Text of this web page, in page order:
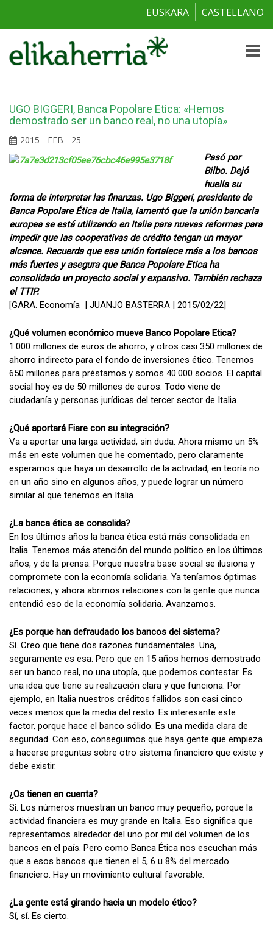
EUSKARA CASTELLANO
Toggle
UGO BIGGERI, Banca Popolare Etica: «Hemos
demostrado ser un banco real, no una utopía»
2015 - FEB - 25
Pasó por
Bilbo. Dejó
huella su
forma de interpretar las finanzas. Ugo Biggeri, presidente de
Banca Popolare Ética de Italia, lamentó que la unión bancaria
europea se está utilizando en Italia para nuevas reformas para
impedir que las cooperativas de crédito tengan un mayor
alcance. Recuerda que esa unión fortalece más a los bancos
más fuertes y asegura que Banca Popolare Etica ha
consolidado un proyecto social y expansivo. También rechaza
el TTIP.
[GARA. Economía | JUANJO BASTERRA | 2015/02/22]
¿Qué volumen económico mueve Banco Popolare Etica?
1.000 millones de euros de ahorro, y otros casi 350 millones de
ahorro indirecto para el fondo de inversiones ético. Tenemos
650 millones para préstamos y somos 40.000 socios. El capital
social hoy es de 50 millones de euros. Todo viene de
ciudadanía y personas jurídicas del tercer sector de Italia.
¿Qué aportará Fiare con su integración?
Va a aportar una larga actividad, sin duda. Ahora mismo un 5%
más en este volumen que he comentado, pero claramente
esperamos que haya un desarrollo de la actividad, en teoría no
en un año sino en algunos años, y puede lograr un número
similar al que tenemos en Italia.
¿La banca ética se consolida?
En los últimos años la banca ética está más consolidada en
Italia. Tenemos más atención del mundo político en los últimos
años, y de la prensa. Porque nuestra base social se ilusiona y
compromete con la economía solidaria. Ya teníamos óptimas
relaciones, y ahora abrimos relaciones con la gente que nunca
entendió eso de la economía solidaria. Avanzamos.
¿Es porque han defraudado los bancos del sistema?
Sí. Creo que tiene dos razones fundamentales. Una,
seguramente es esa. Pero que en 15 años hemos demostrado
ser un banco real, no una utopía, que podemos contestar. Es
una idea que tiene su realización clara y que funciona. Por
ejemplo, en Italia nuestros créditos fallidos son casi cinco
veces menos que la media del resto. Es interesante este
factor, porque hace el banco sólido. Es una medida clara de
seguridad. Con eso, conseguimos que haya gente que empieza
a hacerse preguntas sobre otro sistema financiero que existe y
debe existir.
¿Os tienen en cuenta?
Sí. Los números muestran un banco muy pequeño, porque la
actividad financiera es muy grande en Italia. Eso significa que
representamos alrededor del uno por mil del volumen de los
bancos en el país. Pero como Banca Ética nos escuchan más
que a esos bancos que tienen el 5, 6 u 8% del mercado
financiero. Hay un movimiento cultural favorable.
¿La gente está girando hacia un modelo ético?
Sí, sí. Es cierto.